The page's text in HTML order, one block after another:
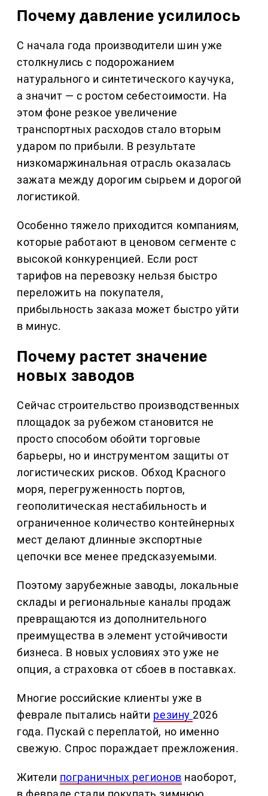
Почему давление усилилось
С начала года производители шин уже
столкнулись с подорожанием
натурального и синтетического каучука,
а значит — с ростом себестоимости. На
этом фоне резкое увеличение
транспортных расходов стало вторым
ударом по прибыли. В результате
низкомаржинальная отрасль оказалась
зажата между дорогим сырьем и дорогой
логистикой.
Особенно тяжело приходится компаниям,
которые работают в ценовом сегменте с
высокой конкуренцией. Если рост
тарифов на перевозку нельзя быстро
переложить на покупателя,
прибыльность заказа может быстро уйти
в минус.
Почему растет значение
новых заводов
Сейчас строительство производственных
площадок за рубежом становится не
просто способом обойти торговые
барьеры, но и инструментом защиты от
логистических рисков. Обход Красного
моря, перегруженность портов,
геополитическая нестабильность и
ограниченное количество контейнерных
мест делают длинные экспортные
цепочки все менее предсказуемыми.
Поэтому зарубежные заводы, локальные
склады и региональные каналы продаж
превращаются из дополнительного
преимущества в элемент устойчивости
бизнеса. В новых условиях это уже не
опция, а страховка от сбоев в поставках.
Многие российские клиенты уже в
феврале пытались найти резину2026
года. Пускай с переплатой, но именно
свежую. Спрос пораждает прежложения.
Жители пограничных регионов наоборот,